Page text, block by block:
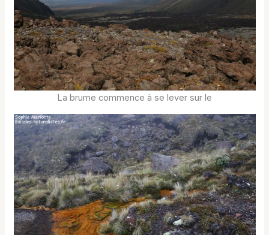
La brume commence à se lever sur le